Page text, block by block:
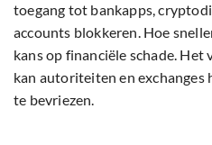
toegang tot bankapps,
accounts blokkeren. Hoe
kans op financiële schade. Het
kan autoriteiten en exchanges
te bevriezen.